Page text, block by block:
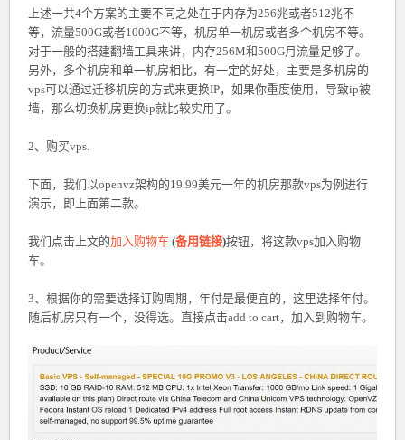
上述一共4个方案的主要不同之处在于内存为256兆或者512兆不
等，流量500G或者1000G不等，机房单一机房或者多个机房不等。
对于一般的搭建翻墙工具来讲，内存256M和500G月流量足够了。
另外，多个机房和单一机房相比，有一定的好处，主要是多机房的
vps可以通过迁移机房的方式来更换IP，如果你重度使用，导致ip被
墙，那么切换机房更换ip就比较实用了。
2、购买vps.
下面，我们以openvz架构的19.99美元一年的机房那款vps为例进行
演示，即上面第二款。
我们点击上文的加入购物车 (备用链接)按钮，将这款vps加入购物
车。
3、根据你的需要选择订购周期，年付是最便宜的，这里选择年付。
随后机房只有一个，没得选。直接点击add to cart，加入到购物车。